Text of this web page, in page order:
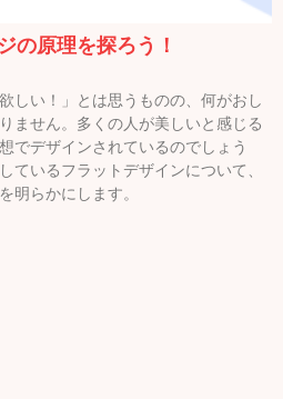
の原理を探ろう！
しい！」とは思うものの、何がおし
ません。多くの人が美しいと感じる
でデザインされているのでしょう
ているフラットデザインについて、
明らかにします。